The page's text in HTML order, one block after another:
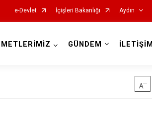
e-Devlet İçişleri Bakanlığı Aydın
GÜNDEM İLETİŞİM